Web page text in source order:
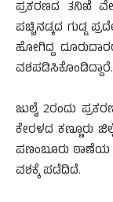
ಪ್ರಕರಣದ ತನಿಖೆ
ಪಚ್ಚಿನಡ್ಕದ ಗುಡ್ಡ
ಹೋಗಿದ್ದ
ವಶಪಡಿಸಿಕೊಂಡಿದ್ದಾರೆ.
ಜುಲೈ 2ರಂದು
ಕೇರಳದ ಕಣ್ಣೂರು
ಪಣಂಬೂರು ಠಾಣೆಯ
ವಶಕ್ಕೆ ಪಡೆದಿದೆ.